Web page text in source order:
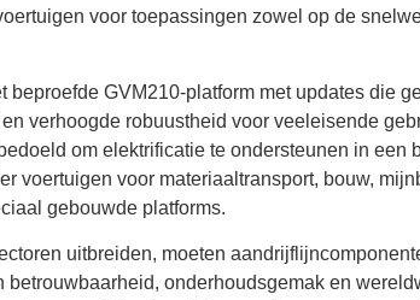
voor toepassingen zowel op de
GVM210-platform met updates die
verhoogde robuustheid voor veeleisende
om elektrificatie te ondersteunen in een
voertuigen voor materiaaltransport, bouw,
gebouwde platforms.
uitbreiden, moeten
betrouwbaarheid, onderhoudsgemak en